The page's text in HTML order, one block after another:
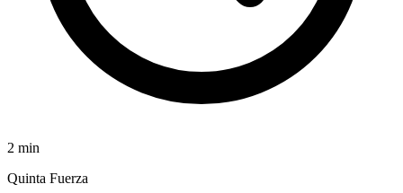
2 min
Quinta Fuerza